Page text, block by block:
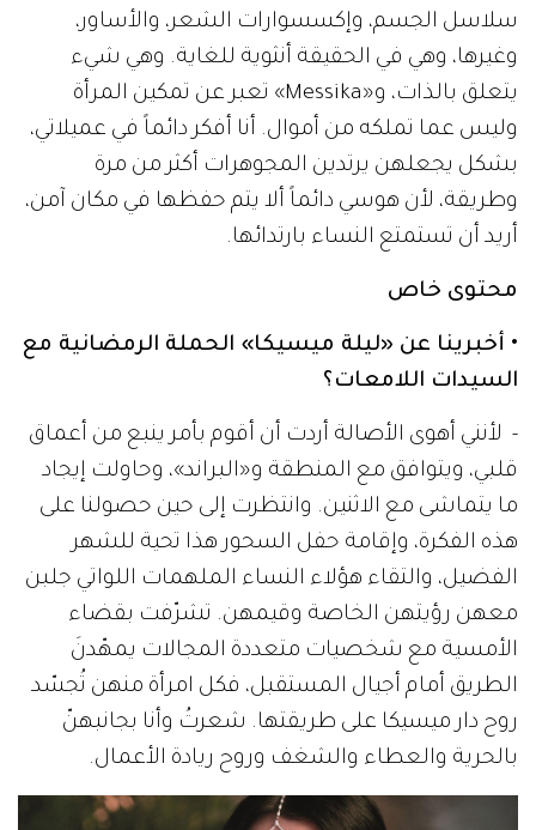
سلاسل الجسم، وإكسسوارات الشعر، والأساور،
وغيرها، وهي في الحقيقة أنثوية للغاية. وهي شيء
يتعلق بالذات، و«Messika» تعبر عن تمكين المرأة
وليس عما تملكه من أموال. أنا أفكر دائماً في عميلاتي،
بشكل يجعلهن يرتدين المجوهرات أكثر من مرة
وطريقة، لأن هوسي دائماً ألا يتم حفظها في مكان آمن،
أريد أن تستمتع النساء بارتدائها.
محتوى خاص
• أخبرينا عن «ليلة ميسيكا» الحملة الرمضانية مع
السيدات اللامعات؟
- لأنني أهوى الأصالة أردت أن أقوم بأمر ينبع من أعماق
قلبي، ويتوافق مع المنطقة و«البراند»، وحاولت إيجاد
ما يتماشى مع الاثنين. وانتظرت إلى حين حصولنا على
هذه الفكرة، وإقامة حفل السحور هذا تحية للشهر
الفضيل، والتقاء هؤلاء النساء الملهمات اللواتي جلبن
معهن رؤيتهن الخاصة وقيمهن. تشرّفت بقضاء
الأمسية مع شخصيات متعددة المجالات يمهّدنَ
الطريق أمام أجيال المستقبل، فكل امرأة منهن تُجسّد
روح دار ميسيكا على طريقتها. شعرتُ وأنا بجانبهنّ
بالحرية والعطاء والشغف وروح ريادة الأعمال.